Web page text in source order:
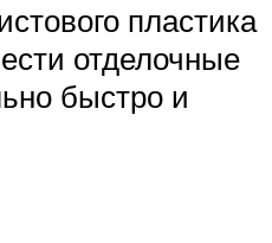
пластика
отделочные
быстро и